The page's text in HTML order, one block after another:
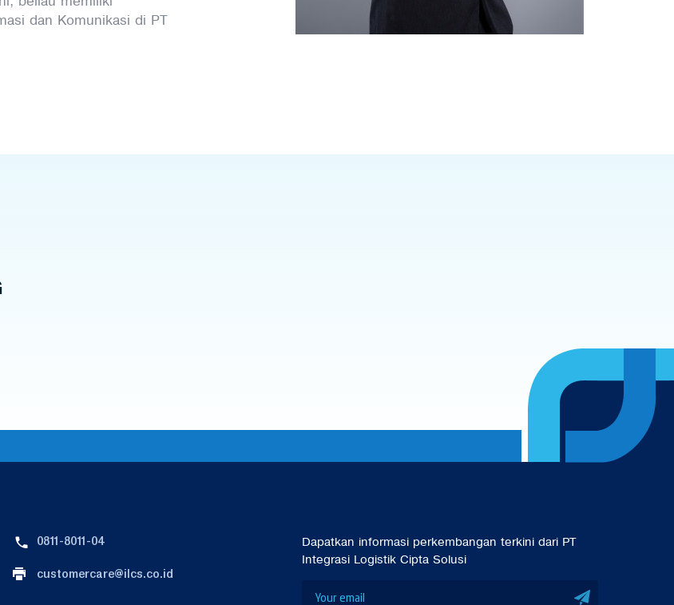
dan Komunikasi di PT
0811-8011-04
customercare@ilcs.co.id
Dapatkan informasi perkembangan terkini dari PT
Integrasi Logistik Cipta Solusi